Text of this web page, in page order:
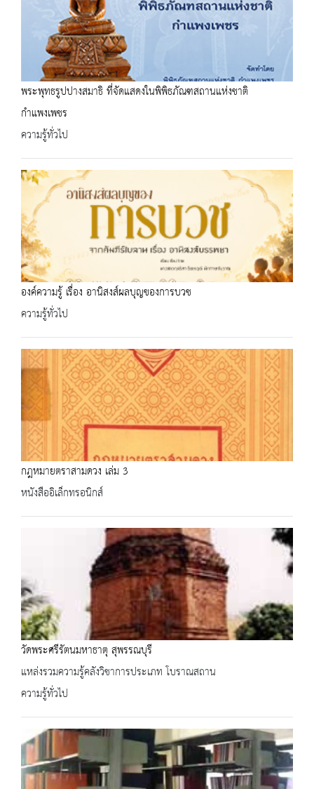
พระพุทธรูปปางสมาธิ ที่จัดแสดงในพิพิธภัณฑสถานแห่งชาติ
กำแพงเพชร
ความรู้ทั่วไป
องค์ความรู้ เรื่อง อานิสงส์ผลบุญของการบวช
ความรู้ทั่วไป
กฎหมายตราสามดวง เล่ม 3
หนังสืออิเล็กทรอนิกส์
วัดพระศรีรัตนมหาธาตุ สุพรรณบุรี
แหล่งรวมความรู้คลังวิชาการประเภท โบราณสถาน
ความรู้ทั่วไป